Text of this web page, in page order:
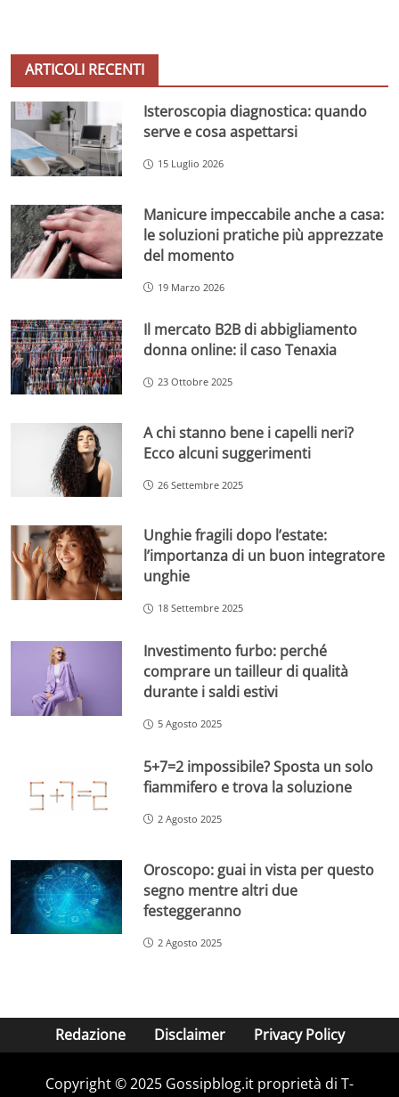
ARTICOLI RECENTI
Isteroscopia diagnostica: quando
serve e cosa aspettarsi
15 Luglio 2026
Manicure impeccabile anche a casa:
le soluzioni pratiche più apprezzate
del momento
19 Marzo 2026
Il mercato B2B di abbigliamento
donna online: il caso Tenaxia
23 Ottobre 2025
A chi stanno bene i capelli neri?
Ecco alcuni suggerimenti
26 Settembre 2025
Unghie fragili dopo l’estate:
l’importanza di un buon integratore
unghie
18 Settembre 2025
Investimento furbo: perché
comprare un tailleur di qualità
durante i saldi estivi
5 Agosto 2025
5+7=2 impossibile? Sposta un solo
fiammifero e trova la soluzione
2 Agosto 2025
Oroscopo: guai in vista per questo
segno mentre altri due
festeggeranno
2 Agosto 2025
Redazione Disclaimer Privacy Policy
Copyright © 2025 Gossipblog.it proprietà di T-